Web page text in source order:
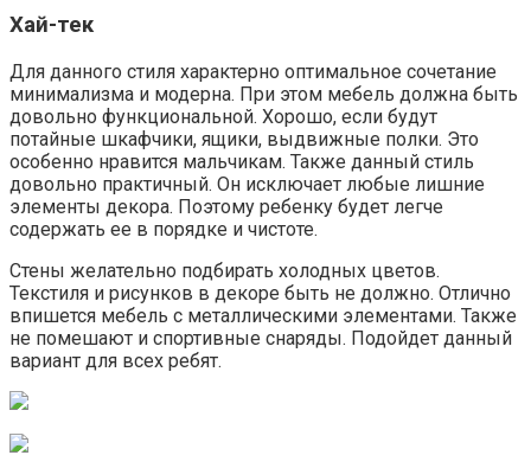
Хай-тек
Для данного стиля характерно оптимальное сочетание
минимализма и модерна. При этом мебель должна быть
довольно функциональной. Хорошо, если будут
потайные шкафчики, ящики, выдвижные полки. Это
особенно нравится мальчикам. Также данный стиль
довольно практичный. Он исключает любые лишние
элементы декора. Поэтому ребенку будет легче
содержать ее в порядке и чистоте.
Стены желательно подбирать холодных цветов.
Текстиля и рисунков в декоре быть не должно. Отлично
впишется мебель с металлическими элементами. Также
не помешают и спортивные снаряды. Подойдет данный
вариант для всех ребят.